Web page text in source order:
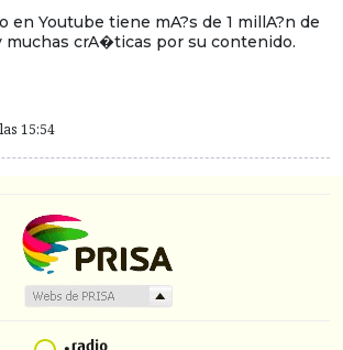
en Youtube tiene mA?s de 1 millA?n de
muchas crA�ticas por su contenido.
15:54